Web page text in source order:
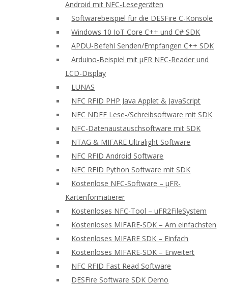
Android mit NFC-Lesegeräten
Softwarebeispiel für die DESFire C-Konsole
Windows 10 IoT Core C++ und C# SDK
APDU-Befehl Senden/Empfangen C++ SDK
Arduino-Beispiel mit μFR NFC-Reader und
LCD-Display
LUNAS
NFC RFID PHP Java Applet & JavaScript
NFC NDEF Lese-/Schreibsoftware mit SDK
NFC-Datenaustauschsoftware mit SDK
NTAG & MIFARE Ultralight Software
NFC RFID Android Software
NFC RFID Python Software mit SDK
Kostenlose NFC-Software – μFR-
Kartenformatierer
Kostenloses NFC-Tool – uFR2FileSystem
Kostenloses MIFARE-SDK – Am einfachsten
Kostenloses MIFARE SDK – Einfach
Kostenloses MIFARE-SDK – Erweitert
NFC RFID Fast Read Software
DESFire Software SDK Demo